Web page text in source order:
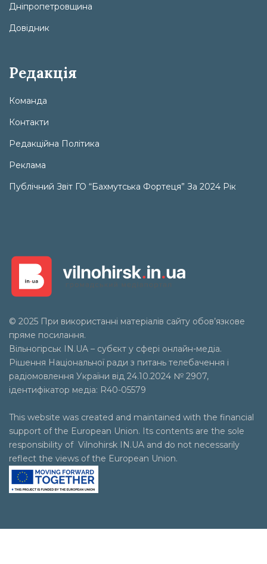
Дніпропетровщина
Довідник
Редакція
Команда
Контакти
Редакційна Політика
Реклама
Публічний Звіт ГО “Бахмутська Фортеця” За 2024 Рік
© 2025 При використанні матеріалів сайту обов’язкове
пряме посилання.
Вільногірськ IN.UA – субєкт у сфері онлайн-медіа.
Рішення Національної ради з питань телебачення і
радіомовлення України від 24.10.2024 № 2907,
ідентифікатор медіа: R40-05579
This website was created and maintained with the financial
support of the European Union. Its contents are the sole
responsibility of Vilnohirsk IN.UA and do not necessarily
reflect the views of the European Union.